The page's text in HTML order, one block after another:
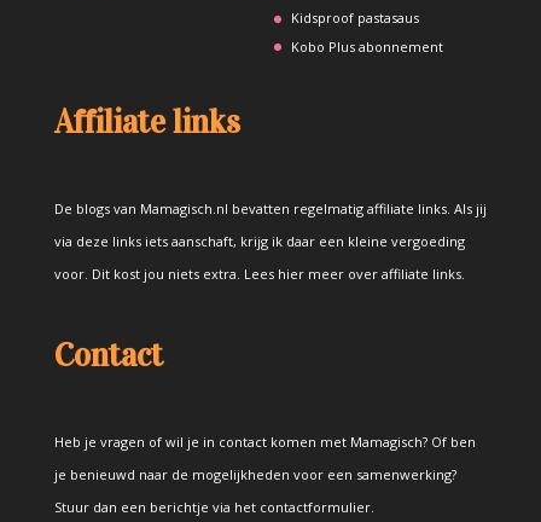
Kidsproof pastasaus
Kobo Plus abonnement
Affiliate links
De blogs van Mamagisch.nl bevatten regelmatig affiliate links. Als jij
via deze links iets aanschaft, krijg ik daar een kleine vergoeding
voor. Dit kost jou niets extra. Lees hier meer over affiliate links.
Contact
Heb je vragen of wil je in contact komen met Mamagisch? Of ben
je benieuwd naar de mogelijkheden voor een samenwerking?
Stuur dan een berichtje via het contactformulier.